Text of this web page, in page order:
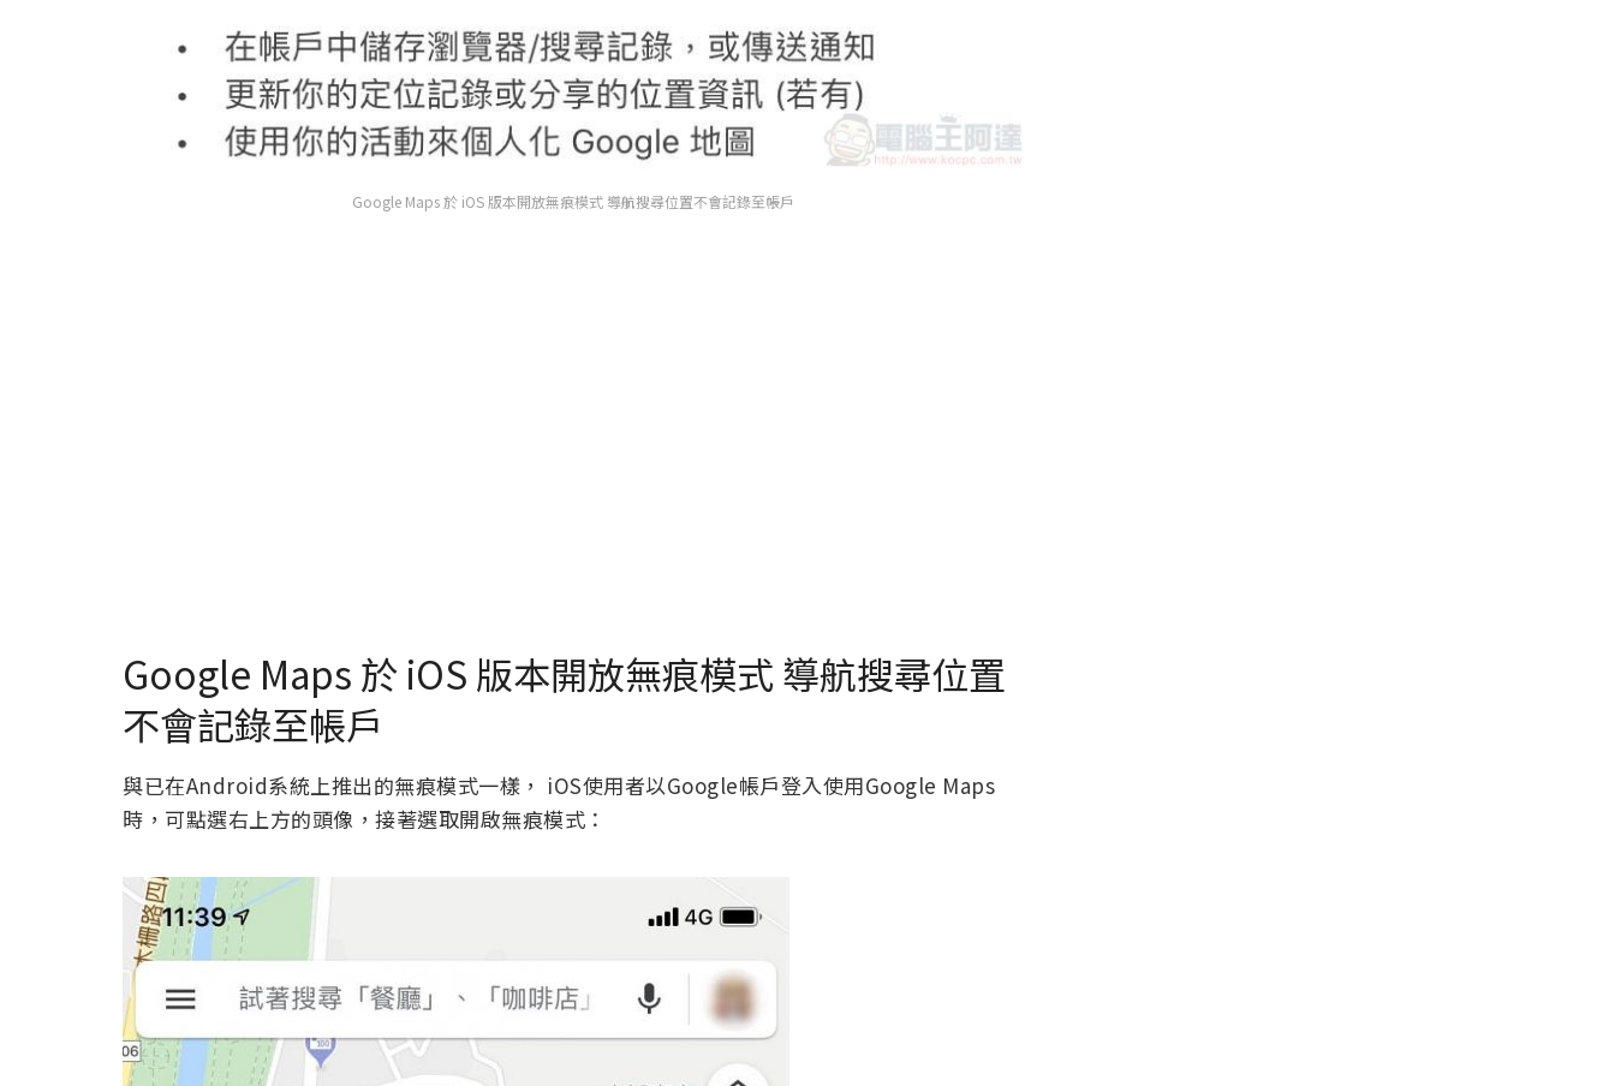
Google Maps 於 iOS 版本開放無痕模式 導航搜尋位置不會記錄至帳戶
Google Maps 於 iOS 版本開放無痕模式 導航搜尋位置
不會記錄至帳戶
與已在Android系統上推出的無痕模式一樣， iOS使用者以Google帳戶登入使用Google Maps
時，可點選右上方的頭像，接著選取開啟無痕模式：